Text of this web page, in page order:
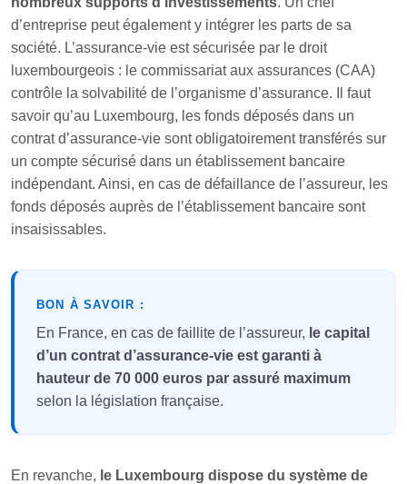
d’entreprise peut également y intégrer les parts de sa
société. L’assurance-vie est sécurisée par le droit
luxembourgeois : le commissariat aux assurances (CAA)
contrôle la solvabilité de l’organisme d’assurance. Il faut
savoir qu’au Luxembourg, les fonds déposés dans un
contrat d’assurance-vie sont obligatoirement transférés sur
un compte sécurisé dans un établissement bancaire
indépendant. Ainsi, en cas de défaillance de l’assureur, les
fonds déposés auprès de l’établissement bancaire sont
insaisissables.
BON À SAVOIR :
En France, en cas de faillite de l’assureur, le capital
d’un contrat d’assurance-vie est garanti à
hauteur de 70 000 euros par assuré maximum
selon la législation française.
En revanche, le Luxembourg dispose du système de